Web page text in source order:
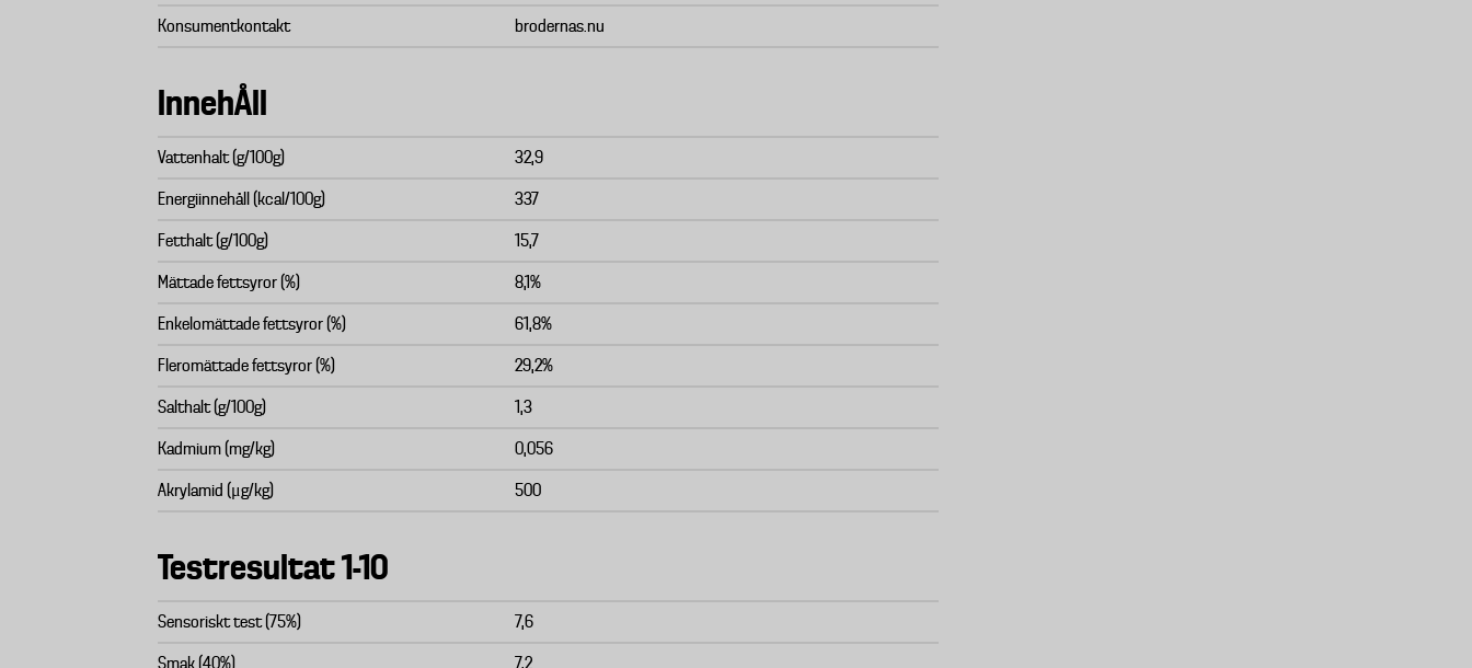
Konsumentkontakt brodernas.nu
InnehÅll
Vattenhalt (g/100g) 32,9
Energiinnehåll (kcal/100g) 337
Fetthalt (g/100g) 15,7
Mättade fettsyror (%) 8,1%
Enkelomättade fettsyror (%) 61,8%
Fleromättade fettsyror (%) 29,2%
Salthalt (g/100g) 1,3
Kadmium (mg/kg) 0,056
Akrylamid (μg/kg) 500
Testresultat 1-10
Sensoriskt test (75%) 7,6
Smak (40%) 7,2